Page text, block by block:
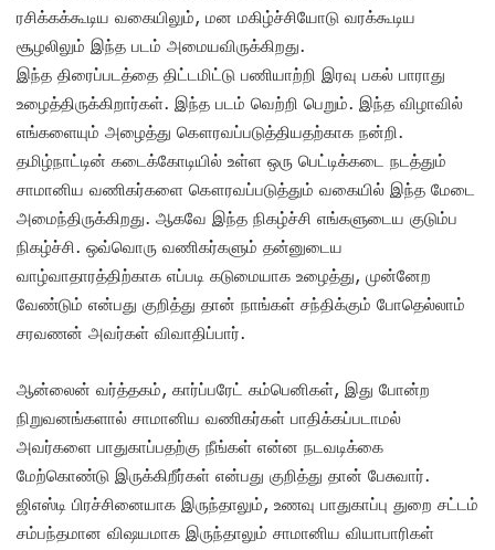
ரசிக்கக்கூடிய வகையிலும், மன மகிழ்ச்சியோடு வரக்கூடிய
சூழலிலும் இந்த படம் அமையவிருக்கிறது.
இந்த திரைப்படத்தை திட்டமிட்டு பணியாற்றி இரவு பகல் பாராது
உழைத்திருக்கிறார்கள். இந்த படம் வெற்றி பெறும். இந்த விழாவில்
எங்களையும் அழைத்து கௌரவப்படுத்தியதற்காக நன்றி.
தமிழ்நாட்டின் கடைக்கோடியில் உள்ள ஒரு பெட்டிக்கடை நடத்தும்
சாமானிய வணிகர்களை கௌரவப்படுத்தும் வகையில் இந்த மேடை
அமைந்திருக்கிறது. ஆகவே இந்த நிகழ்ச்சி எங்களுடைய குடும்ப
நிகழ்ச்சி. ஒவ்வொரு வணிகர்களும் தன்னுடைய
வாழ்வாதாரத்திற்காக எப்படி கடுமையாக உழைத்து, முன்னேற
வேண்டும் என்பது குறித்து தான் நாங்கள் சந்திக்கும் போதெல்லாம்
சரவணன் அவர்கள் விவாதிப்பார்.
ஆன்லைன் வர்த்தகம், கார்ப்பரேட் கம்பெனிகள், இது போன்ற
நிறுவனங்களால் சாமானிய வணிகர்கள் பாதிக்கப்படாமல்
அவர்களை பாதுகாப்பதற்கு நீங்கள் என்ன நடவடிக்கை
மேற்கொண்டு இருக்கிறீர்கள் என்பது குறித்து தான் பேசுவார்.
ஜிஎஸ்டி பிரச்சினையாக இருந்தாலும், உணவு பாதுகாப்பு துறை சட்டம்
சம்பந்தமான விஷயமாக இருந்தாலும் சாமானிய வியாபாரிகள்